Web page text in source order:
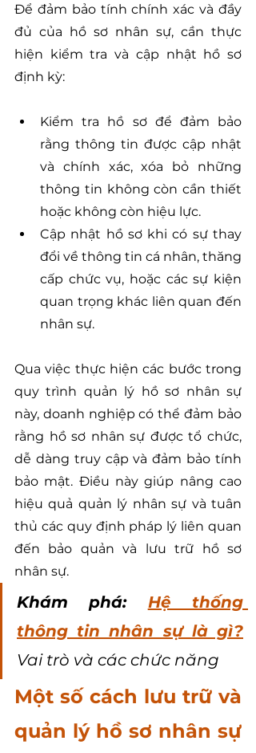
Để đảm bảo tính chính xác và đầy
đủ của hồ sơ nhân sự, cần thực
hiện kiểm tra và cập nhật hồ sơ
định kỳ:
Kiểm tra hồ sơ để đảm bảo
rằng thông tin được cập nhật
và chính xác, xóa bỏ những
thông tin không còn cần thiết
hoặc không còn hiệu lực.
Cập nhật hồ sơ khi có sự thay
đổi về thông tin cá nhân, thăng
cấp chức vụ, hoặc các sự kiện
quan trọng khác liên quan đến
nhân sự.
Qua việc thực hiện các bước trong
quy trình quản lý hồ sơ nhân sự
này, doanh nghiệp có thể đảm bảo
rằng hồ sơ nhân sự được tổ chức,
dễ dàng truy cập và đảm bảo tính
bảo mật. Điều này giúp nâng cao
hiệu quả quản lý nhân sự và tuân
thủ các quy định pháp lý liên quan
đến bảo quản và lưu trữ hồ sơ
nhân sự.
Khám phá: Hệ thống
thông tin nhân sự là gì?
Vai trò và các chức năng
Một số cách lưu trữ và
quản lý hồ sơ nhân sự